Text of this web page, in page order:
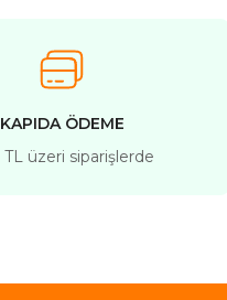
KAPIDA ÖDEME
üzeri siparişlerde